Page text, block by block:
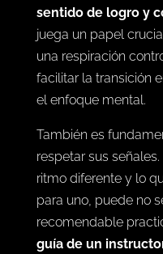
plena puede ayudar
límites y a
sentido de logro y
juega un papel
una respiración
el enfoque mental.
También es
respetar sus
ritmo diferente y lo
para uno, puede no